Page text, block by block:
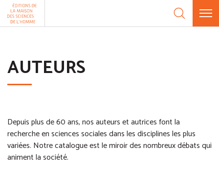
Aller au contenu
AUTEURS
Depuis plus de 60 ans, nos auteurs et autrices font la
recherche en sciences sociales dans les disciplines les plus
variées. Notre catalogue est le miroir des nombreux débats qui
animent la société.
Panneau de gestion des cookies